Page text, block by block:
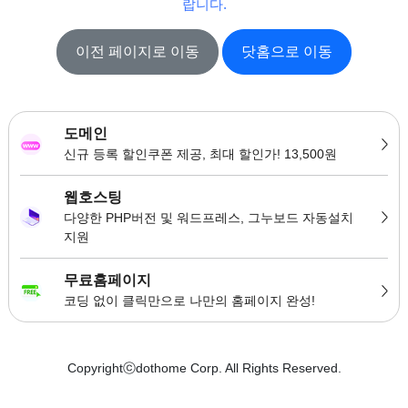
랍니다.
이전 페이지로 이동 닷홈으로 이동
도메인
신규 등록 할인쿠폰 제공, 최대 할인가! 13,500원
웹호스팅
다양한 PHP버전 및 워드프레스, 그누보드 자동설치
지원
무료홈페이지
코딩 없이 클릭만으로 나만의 홈페이지 완성!
Copyrightⓒdothome Corp. All Rights Reserved.